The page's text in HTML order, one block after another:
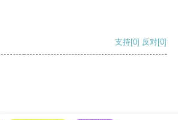
支持[0] 反对[0]